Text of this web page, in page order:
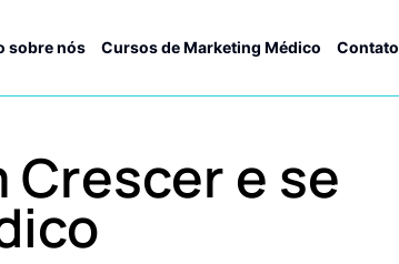
sobre nós Cursos de Marketing Médico Contato
e se